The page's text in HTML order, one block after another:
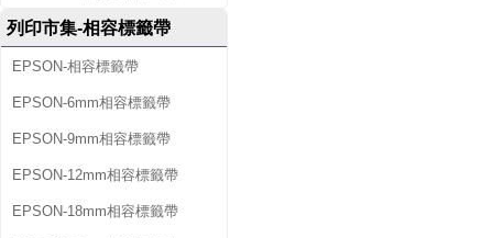
列印市集-相容標籤帶
EPSON-相容標籤帶
EPSON-6mm相容標籤帶
EPSON-9mm相容標籤帶
EPSON-12mm相容標籤帶
EPSON-18mm相容標籤帶